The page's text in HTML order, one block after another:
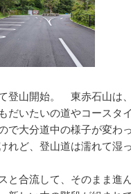
登山開始。 東赤石山は
だいたいの道やコースタ
で大分道中の様子が変
れど、登山道は濡れて湿
と合流して、そのまま